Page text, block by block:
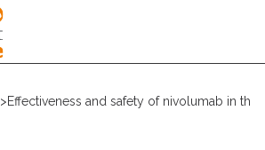
>Effectiveness and safety of nivolumab in